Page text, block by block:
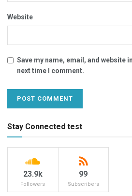
Website
Save my name, email, and website
next time I comment.
Stay Connected test
23.9k
Followers
99
Subscribers